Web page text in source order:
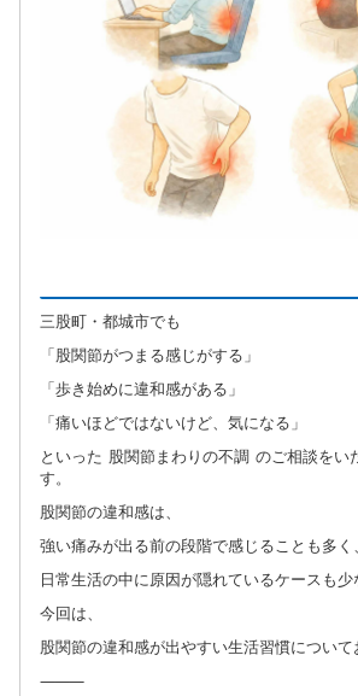
三股町・都城市でも
「股関節がつまる感じがする」
「歩き始めに違和感がある」
「痛いほどではないけど、気になる」
といった 股関節まわりの不調 のご相談をい
す。
股関節の違和感は、
強い痛みが出る前の段階で感じることも多く
日常生活の中に原因が隠れているケースも少
今回は、
股関節の違和感が出やすい生活習慣について
⸻